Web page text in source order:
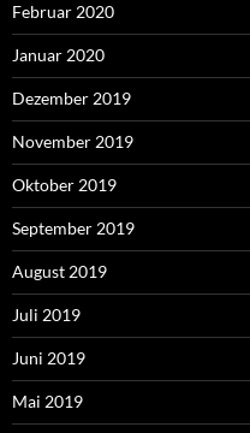
Februar 2020
Januar 2020
Dezember 2019
November 2019
Oktober 2019
September 2019
August 2019
Juli 2019
Juni 2019
Mai 2019